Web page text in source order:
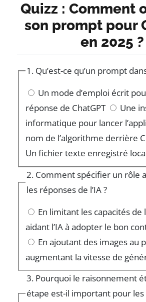
Quizz : Comment
son prompt pour
en 2025 ?
1. Qu’est-ce qu’un prompt
Un mode d’emploi écrit
réponse de ChatGPT
Une
informatique pour lancer
nom de l’algorithme derrière
Un fichier texte enregistré
2. Comment spécifier un rôle
les réponses de l’IA ?
En limitant les capacités de
aidant l’IA à adopter le bon
En ajoutant des images au
augmentant la vitesse de
3. Pourquoi le raisonnement
étape est-il important pour